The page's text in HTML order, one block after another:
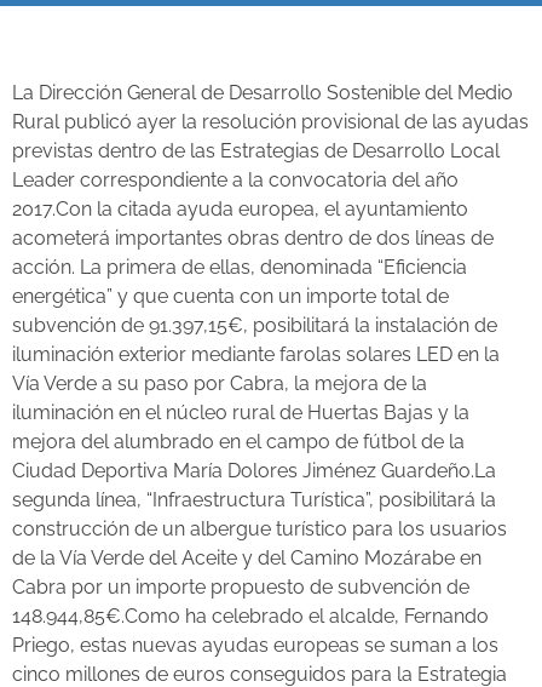
La Dirección General de Desarrollo Sostenible del Medio
Rural publicó ayer la resolución provisional de las ayudas
previstas dentro de las Estrategias de Desarrollo Local
Leader correspondiente a la convocatoria del año
2017.Con la citada ayuda europea, el ayuntamiento
acometerá importantes obras dentro de dos líneas de
acción. La primera de ellas, denominada “Eficiencia
energética” y que cuenta con un importe total de
subvención de 91.397,15€, posibilitará la instalación de
iluminación exterior mediante farolas solares LED en la
Vía Verde a su paso por Cabra, la mejora de la
iluminación en el núcleo rural de Huertas Bajas y la
mejora del alumbrado en el campo de fútbol de la
Ciudad Deportiva María Dolores Jiménez Guardeño.La
segunda línea, “Infraestructura Turística”, posibilitará la
construcción de un albergue turístico para los usuarios
de la Vía Verde del Aceite y del Camino Mozárabe en
Cabra por un importe propuesto de subvención de
148.944,85€.Como ha celebrado el alcalde, Fernando
Priego, estas nuevas ayudas europeas se suman a los
cinco millones de euros conseguidos para la Estrategia